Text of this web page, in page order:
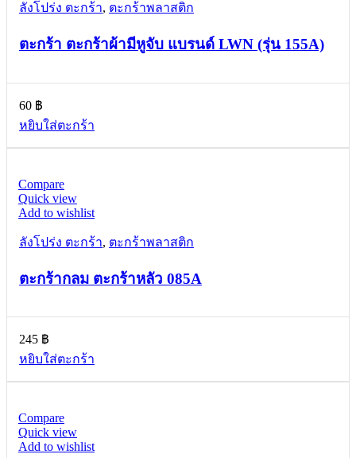
ลังโปร่ง ตะกร้า, ตะกร้าพลาสติก
ตะกร้า ตะกร้าผ้ามีหูจับ แบรนด์ LWN (รุ่น 155A)
60 ฿
หยิบใส่ตะกร้า
Compare
Quick view
Add to wishlist
ลังโปร่ง ตะกร้า, ตะกร้าพลาสติก
ตะกร้ากลม ตะกร้าหลัว 085A
245 ฿
หยิบใส่ตะกร้า
Compare
Quick view
Add to wishlist